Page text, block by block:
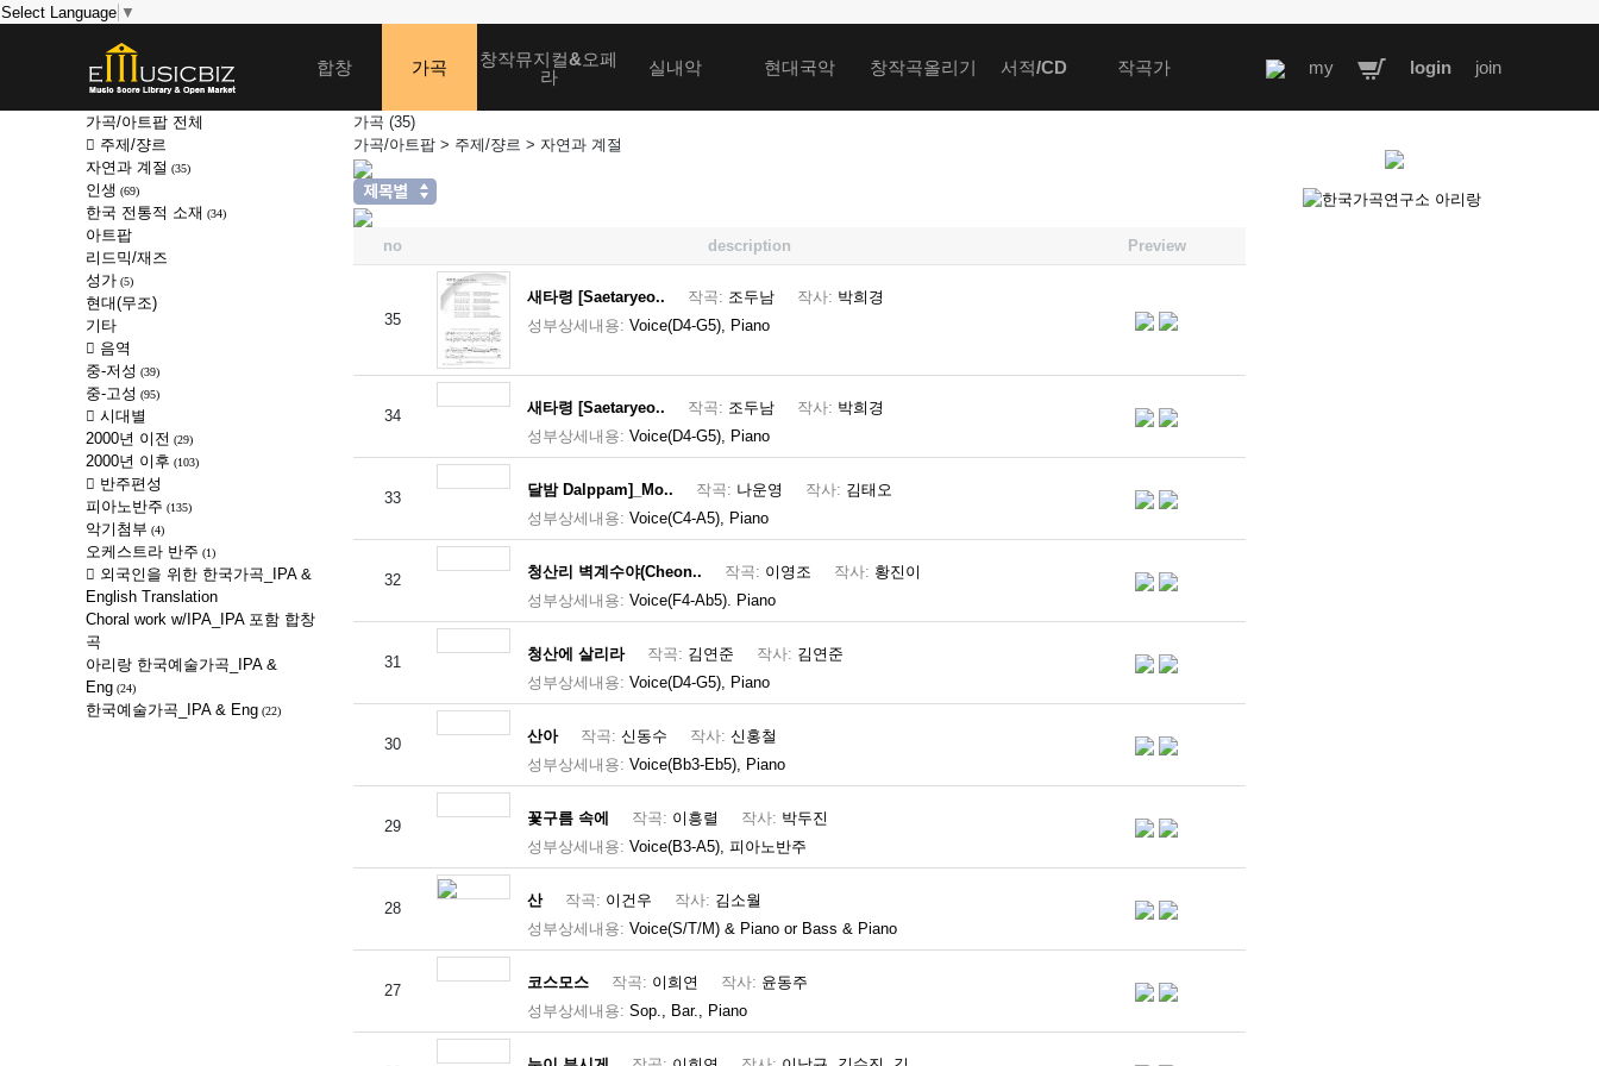
Select Language ▼
합창 가곡
창작뮤지컬&오페
라
실내악 현대국악 창작곡올리기 서적/CD 작곡가 join
login
my
가곡/아트팝 전체
주제/쟝르
자연과 계절 (35)
인생 (69)
한국 전통적 소재 (34)
아트팝
리드믹/재즈
성가 (5)
현대(무조)
기타
음역
중-저성 (39)
중-고성 (95)
시대별
2000년 이전 (29)
2000년 이후 (103)
반주편성
피아노반주 (135)
악기첨부 (4)
오케스트라 반주 (1)
외국인을 위한 한국가곡_IPA &
English Translation
Choral work w/IPA_IPA 포함 합창
곡
아리랑 한국예술가곡_IPA &
Eng (24)
한국예술가곡_IPA & Eng (22)
가곡 (35)
가곡/아트팝 > 주제/쟝르 > 자연과 계절
no description Preview
35
새타령 [Saetaryeo.. 작곡: 조두남 작사: 박희경
성부상세내용: Voice(D4-G5), Piano
34 새타령 [Saetaryeo.. 작곡: 조두남 작사: 박희경
성부상세내용: Voice(D4-G5), Piano
33 달밤 Dalppam]_Mo.. 작곡: 나운영 작사: 김태오
성부상세내용: Voice(C4-A5), Piano
32 청산리 벽계수야(Cheon.. 작곡: 이영조 작사: 황진이
성부상세내용: Voice(F4-Ab5). Piano
31 청산에 살리라 작곡: 김연준 작사: 김연준
성부상세내용: Voice(D4-G5), Piano
30 산아 작곡: 신동수 작사: 신홍철
성부상세내용: Voice(Bb3-Eb5), Piano
29 꽃구름 속에 작곡: 이흥렬 작사: 박두진
성부상세내용: Voice(B3-A5), 피아노반주
28 산 작곡: 이건우 작사: 김소월
성부상세내용: Voice(S/T/M) & Piano or Bass & Piano
27 코스모스 작곡: 이희연 작사: 윤동주
성부상세내용: Sop., Bar., Piano